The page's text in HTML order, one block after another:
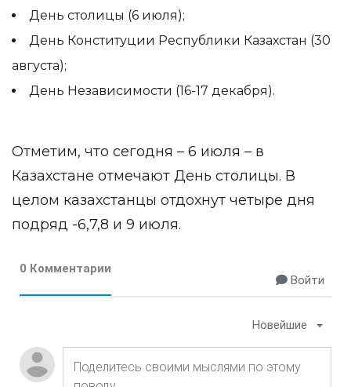
День столицы (6 июля);
День Конституции Республики Казахстан (30
августа);
День Независимости (16-17 декабря).
Отметим, что сегодня – 6 июля – в
Казахстане отмечают День столицы. В
целом казахстанцы отдохнут четыре дня
подряд -6,7,8 и 9 июля.
0 Комментарии
Войти
Новейшие